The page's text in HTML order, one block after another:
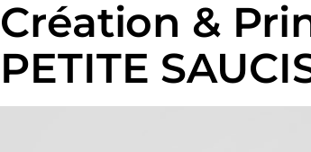
Création &
PETITE